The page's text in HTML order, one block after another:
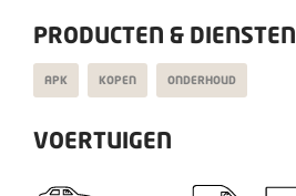
PRODUCTEN & DIENSTEN
APK KOPEN ONDERHOUD
VOERTUIGEN